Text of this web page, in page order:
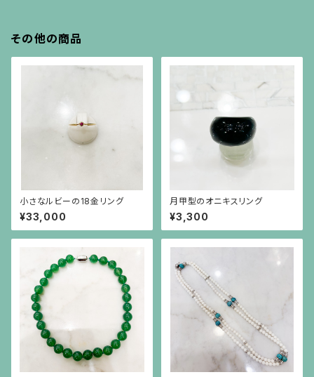
その他の商品
小さなルビーの18金リング
¥33,000
月甲型のオニキスリング
¥3,300